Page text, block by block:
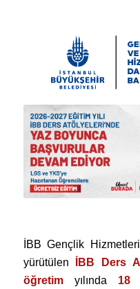
İBB Gençlik
yürütülen
İBB Ders
öğretimyılında 18